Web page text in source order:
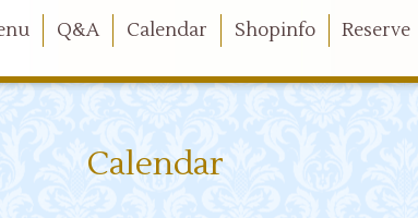
Q&A Calendar Shopinfo Reserve
Calendar